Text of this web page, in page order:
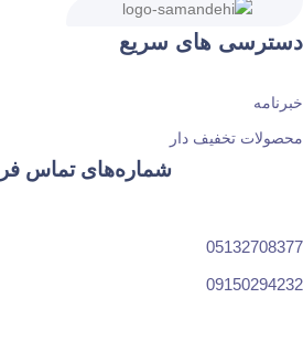
دسترسی های سریع
خبرنامه
محصولات تخفیف دار
شماره‌های تماس
05132708377
09150294232